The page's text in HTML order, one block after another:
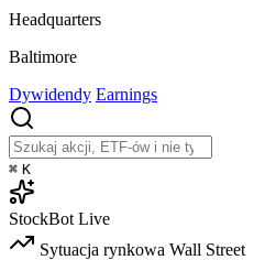
Headquarters
Baltimore
Dywidendy Earnings
⌘ K
StockBot Live
Sytuacja rynkowa Wall Street